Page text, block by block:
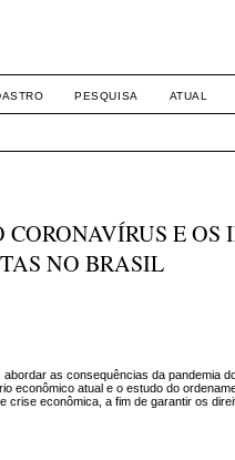
PESQUISA ATUAL
E OS
NO BRASIL
as consequências da pandemia
econômico atual e o estudo do
crise econômica, a fim de garantir os